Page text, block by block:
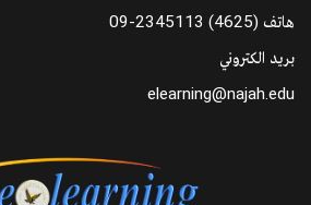
هاتف 09-2345113 (4625)
بريد الكتروني
elearning@najah.edu